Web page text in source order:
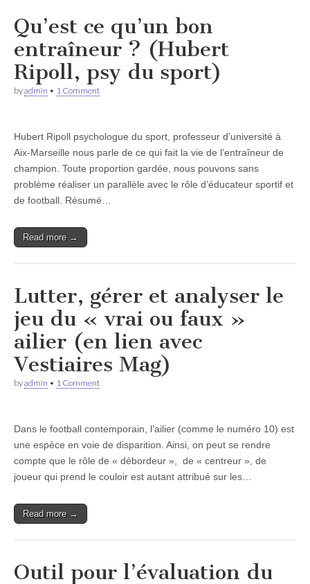
Qu’est ce qu’un bon
entraîneur ? (Hubert
Ripoll, psy du sport)
byadmin • 1 Comment
Hubert Ripoll psychologue du sport, professeur d’université à
Aix-Marseille nous parle de ce qui fait la vie de l’entraîneur de
champion. Toute proportion gardée, nous pouvons sans
problème réaliser un parallèle avec le rôle d’éducateur sportif et
de football. Résumé…
Read more →
Lutter, gérer et analyser le
jeu du « vrai ou faux »
ailier (en lien avec
Vestiaires Mag)
byadmin • 1 Comment
Dans le football contemporain, l’ailier (comme le numéro 10) est
une espèce en voie de disparition. Ainsi, on peut se rendre
compte que le rôle de « débordeur », de « centreur », de
joueur qui prend le couloir est autant attribué sur les…
Read more →
Outil pour l’évaluation du